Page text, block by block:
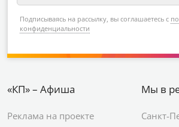
Подписываясь на рассылку, вы соглашаетесь с
конфиденциальности
«КП» – Афиша
Реклама на проекте
Мы в
Санкт-